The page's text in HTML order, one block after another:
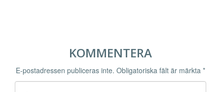
KOMMENTERA
E-postadressen publiceras inte. Obligatoriska fält är märkta *